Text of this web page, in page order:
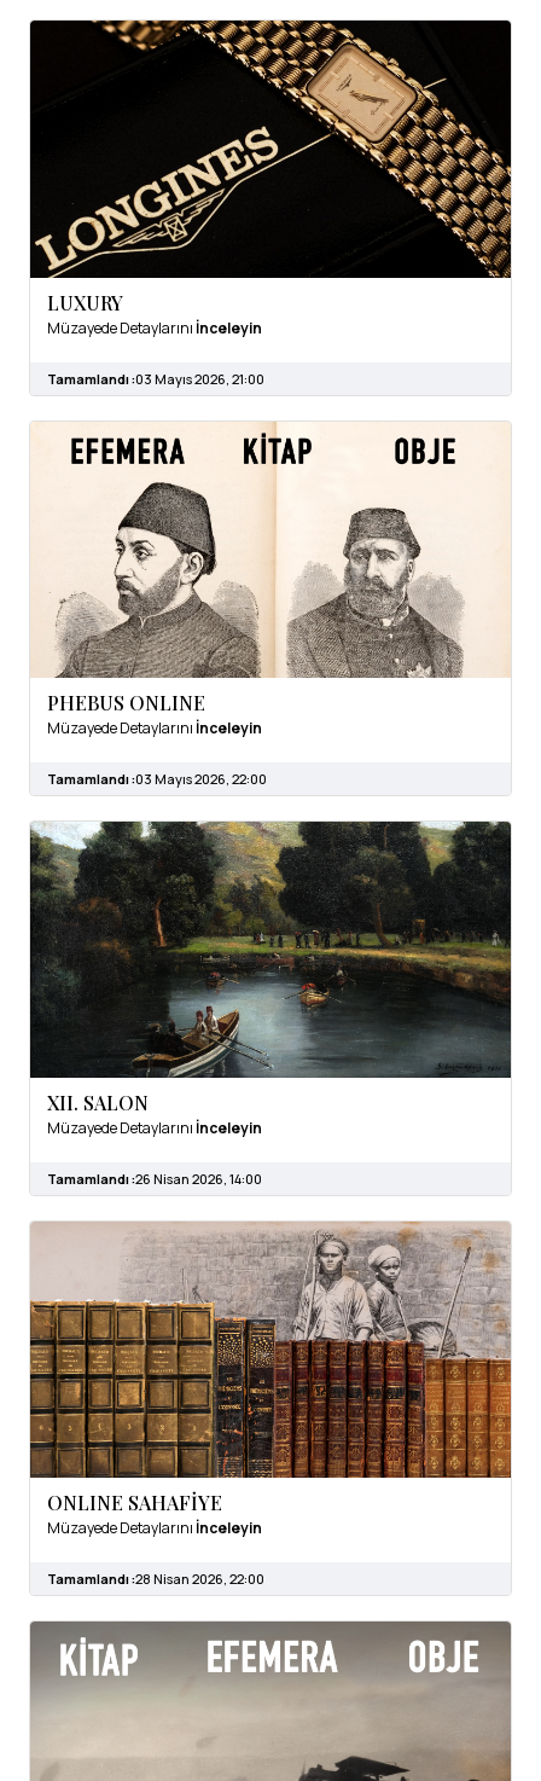
LUXURY
Müzayede Detaylarını İnceleyin
Tamamlandı :03 Mayıs 2026, 21:00
PHEBUS ONLINE
Müzayede Detaylarını İnceleyin
Tamamlandı :03 Mayıs 2026, 22:00
XII. SALON
Müzayede Detaylarını İnceleyin
Tamamlandı :26 Nisan 2026, 14:00
ONLINE SAHAFİYE
Müzayede Detaylarını İnceleyin
Tamamlandı :28 Nisan 2026, 22:00